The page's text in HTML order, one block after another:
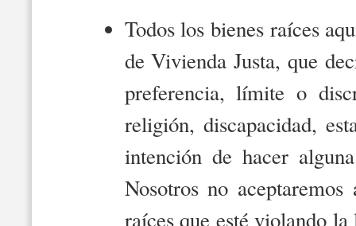
Todos los bienes raíces
de Vivienda Justa, que
preferencia, límite o
religión, discapacidad,
intención de hacer
Nosotros no
raíces que esté violando